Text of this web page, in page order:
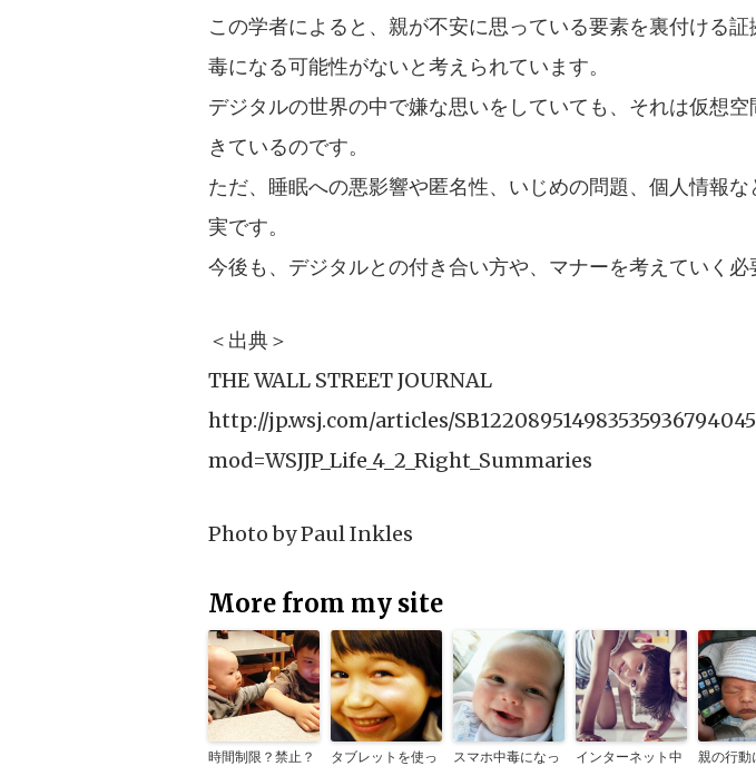
この学者によると、親が不安に思っている要素を裏付ける
毒になる可能性がないと考えられています。
デジタルの世界の中で嫌な思いをしていても、それは仮想
きているのです。
ただ、睡眠への悪影響や匿名性、いじめの問題、個人情報
実です。
今後も、デジタルとの付き合い方や、マナーを考えていく必
＜出典＞
THE WALL STREET JOURNAL
http://jp.wsj.com/articles/
mod=WSJJP_Life_4_2_Right_Summaries
Photo byPaul Inkles
More from my site
時間制限？禁止？
タブレットを使っ
スマホ中毒になっ
インターネット中
親の行動